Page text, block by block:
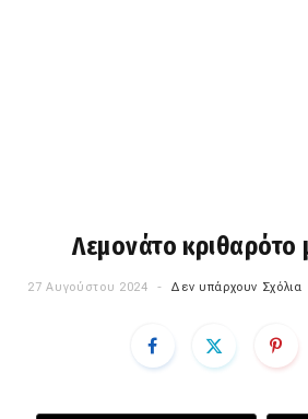
Λεμονάτο κριθαρότο
27 Αυγούστου 2024 Δεν υπάρχουν Σχόλια